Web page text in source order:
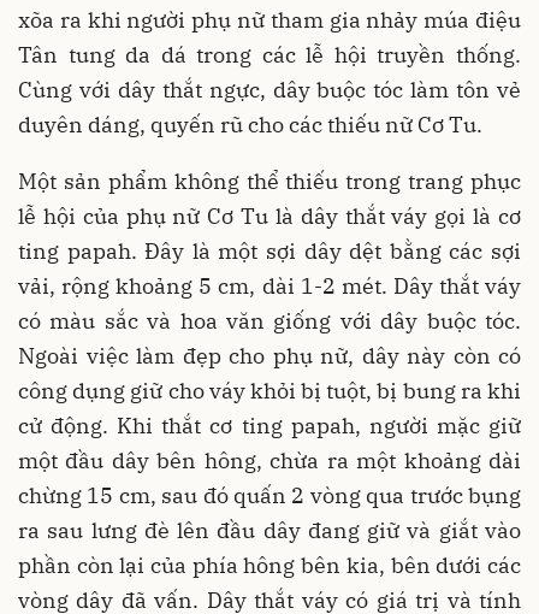
xõa ra khi người phụ nữ tham gia nhảy múa điệu
Tân tung da dá trong các lễ hội truyền thống.
Cùng với dây thắt ngực, dây buộc tóc làm tôn vẻ
duyên dáng, quyến rũ cho các thiếu nữ Cơ Tu.
Một sản phẩm không thể thiếu trong trang phục
lễ hội của phụ nữ Cơ Tu là dây thắt váy gọi là cơ
ting papah. Đây là một sợi dây dệt bằng các sợi
vải, rộng khoảng 5 cm, dài 1-2 mét. Dây thắt váy
có màu sắc và hoa văn giống với dây buộc tóc.
Ngoài việc làm đẹp cho phụ nữ, dây này còn có
công dụng giữ cho váy khỏi bị tuột, bị bung ra khi
cử động. Khi thắt cơ ting papah, người mặc giữ
một đầu dây bên hông, chừa ra một khoảng dài
chừng 15 cm, sau đó quấn 2 vòng qua trước bụng
ra sau lưng đè lên đầu dây đang giữ và giắt vào
phần còn lại của phía hông bên kia, bên dưới các
vòng dây đã vấn. Dây thắt váy có giá trị và tính